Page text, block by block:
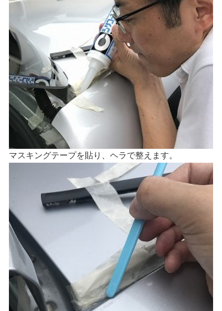
マスキングテープを貼り、ヘラで整えます。